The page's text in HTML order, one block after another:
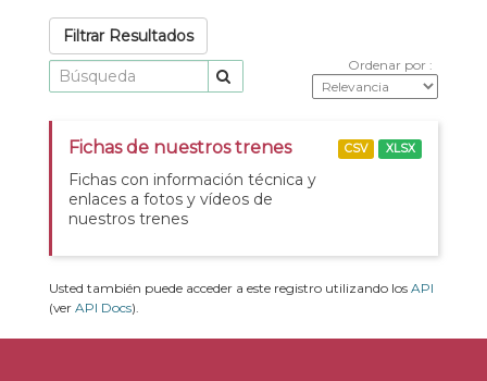
Filtrar Resultados
Ordenar por
Fichas de nuestros trenes
Fichas con información técnica y
enlaces a fotos y vídeos de
nuestros trenes
CSV XLSX
Usted también puede acceder a este registro utilizando los API
(ver API Docs).